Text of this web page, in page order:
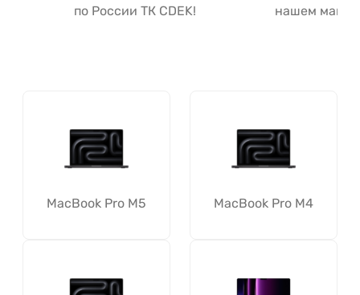
по России ТК CDEK!
нашем
MacBook Pro M5 MacBook Pro M4